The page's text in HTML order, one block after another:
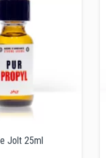
Jolt 25ml